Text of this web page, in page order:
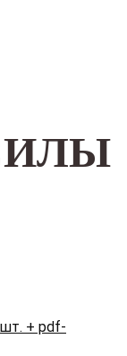
+ pdf-